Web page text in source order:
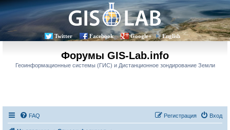
Twitter Facebook Google+ English
Форумы GIS-Lab.info
Геоинформационные системы (ГИС) и Дистанционное зондирование Земли
FAQ Вход
Регистрация